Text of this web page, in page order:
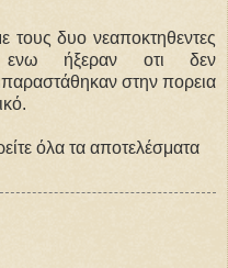
τους δυο νεαποκτηθεντες
ήξεραν οτι δεν
στην πορεια
όλα τα αποτελέσματα